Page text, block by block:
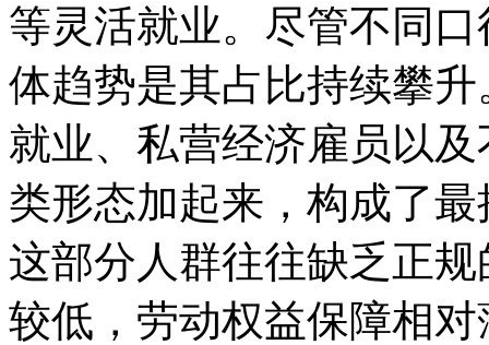
等灵活就业。尽管不同
体趋势是其占比持续攀
就业、私营经济雇员以
类形态加起来，构成了
这部分人群往往缺乏正
较低，劳动权益保障相